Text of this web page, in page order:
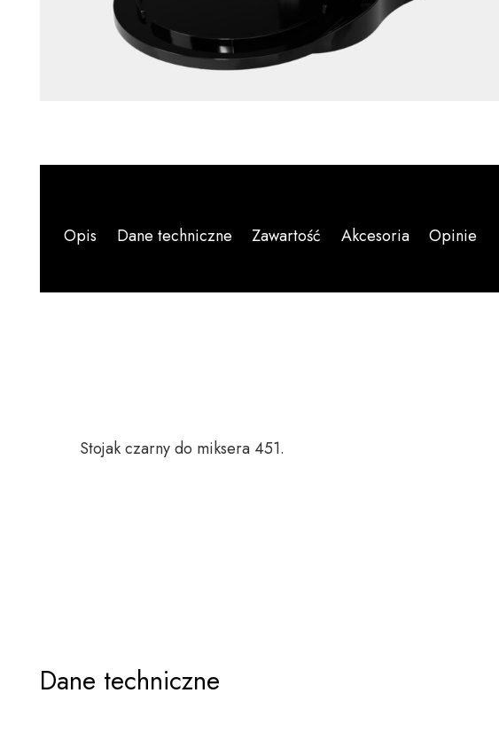
Opis Dane techniczne Zawartość Akcesoria Opinie
Stojak czarny do miksera 451.
Dane techniczne